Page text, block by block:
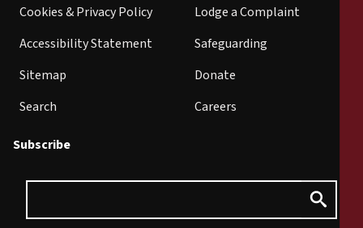
Cookies & Privacy Policy
Accessibility Statement
Sitemap
Search
Lodge a Complaint
Safeguarding
Donate
Careers
Subscribe